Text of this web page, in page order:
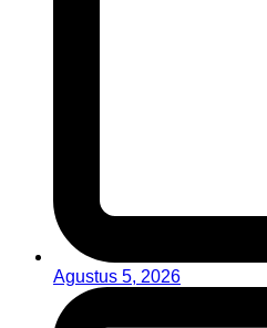
Agustus 5, 2026